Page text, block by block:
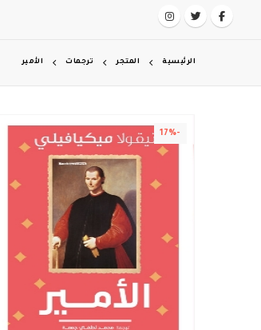
الرئيسية المتجر ترجمات الأمير
-17%